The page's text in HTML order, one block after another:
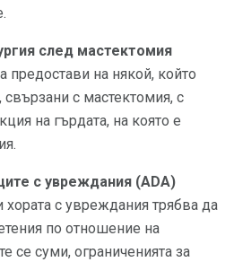
след мастектомия
предостави на някой, който
с мастектомия, с
на гърдата, на която е
с увреждания (ADA)
с увреждания трябва да
по отношение на
се суми, ограниченията за